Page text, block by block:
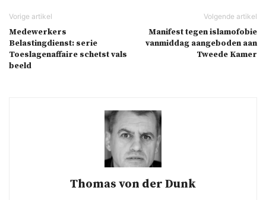
Medewerkers
Belastingdienst: serie
Toeslagenaffaire schetst vals
beeld
Manifest tegen islamofobie
vanmiddag aangeboden aan
Tweede Kamer
Thomas von der Dunk